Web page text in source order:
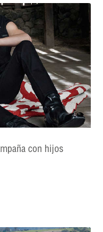
con hijos